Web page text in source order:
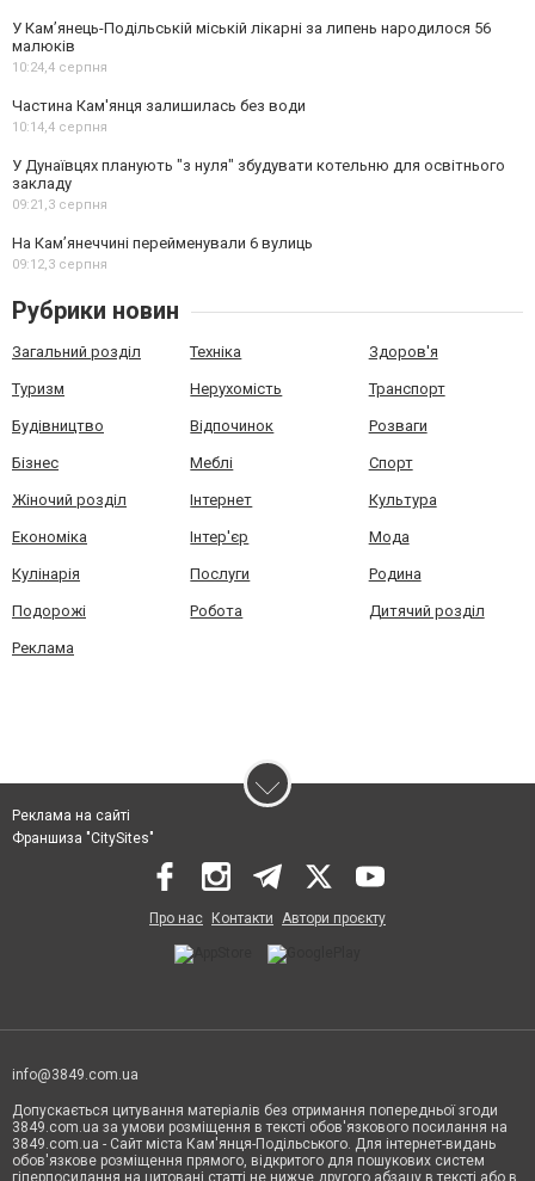
У Кам’янець-Подільській міській лікарні за липень народилося 56
малюків
10:24,4 серпня
Частина Кам'янця залишилась без води
10:14,4 серпня
У Дунаївцях планують "з нуля" збудувати котельню для освітнього
закладу
09:21,3 серпня
На Камʼянеччині перейменували 6 вулиць
09:12,3 серпня
Рубрики новин
Загальний розділ Техніка Здоров'я
Туризм Нерухомість Транспорт
Будівництво Відпочинок Розваги
Бізнес Меблі Спорт
Жіночий розділ Інтернет Культура
Економіка Інтер'єр Мода
Кулінарія Послуги Родина
Подорожі Робота Дитячий розділ
Реклама
Реклама на сайті
Франшиза "CitySites"
Про нас Контакти Автори проєкту
info@3849.com.ua
Допускається цитування матеріалів без отримання попередньої згоди
3849.com.ua за умови розміщення в тексті обов'язкового посилання на
3849.com.ua - Сайт міста Кам'янця-Подільського. Для інтернет-видань
обов'язкове розміщення прямого, відкритого для пошукових систем
гіперпосилання на цитовані статті не нижче другого абзацу в тексті або в